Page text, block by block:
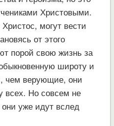
Христовыми.
могут вести
от этого
порой свою жизнь за
широту и
чем верующие, они
всех. Но совсем не
уже идут вслед